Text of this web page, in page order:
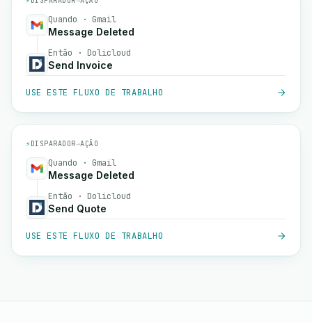
Quando · Gmail
Message Deleted
Então · Dolicloud
Send Invoice
USE ESTE FLUXO DE TRABALHO
⚡ DISPARADOR→AÇÃO
Quando · Gmail
Message Deleted
Então · Dolicloud
Send Quote
USE ESTE FLUXO DE TRABALHO